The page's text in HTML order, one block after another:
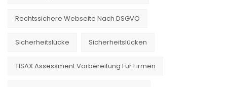
Rechtssichere Webseite Nach DSGVO
Sicherheitslücke Sicherheitslücken
TISAX Assessment Vorbereitung Für Firmen